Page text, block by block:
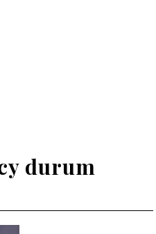
durum